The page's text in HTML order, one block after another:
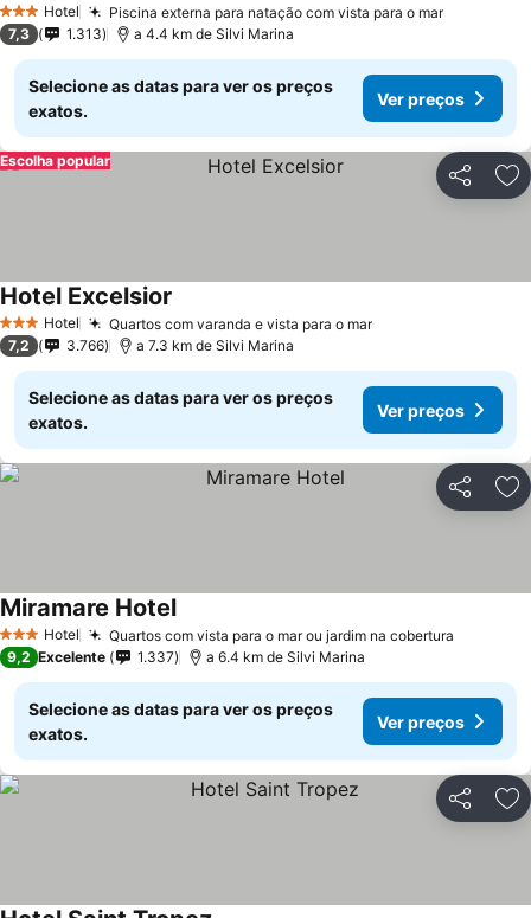
3 EstrelasHotel Piscina externa para natação com vista para o mar
7,3 1.313 a 4.4 km de Silvi Marina
Selecione as datas para ver os preços
exatos.
Ver preços
Partilhar
Escolha popular
3 EstrelasHotel Quartos com varanda e vista para o mar
Hotel Excelsior
7,2 3.766 a 7.3 km de Silvi Marina
Selecione as datas para ver os preços
exatos.
Ver preços
Partilhar
3 EstrelasHotel Quartos com vista para o mar ou jardim na cobertura
Miramare Hotel
9,2 Excelente 1.337 a 6.4 km de Silvi Marina
Selecione as datas para ver os preços
exatos.
Ver preços
Partilhar